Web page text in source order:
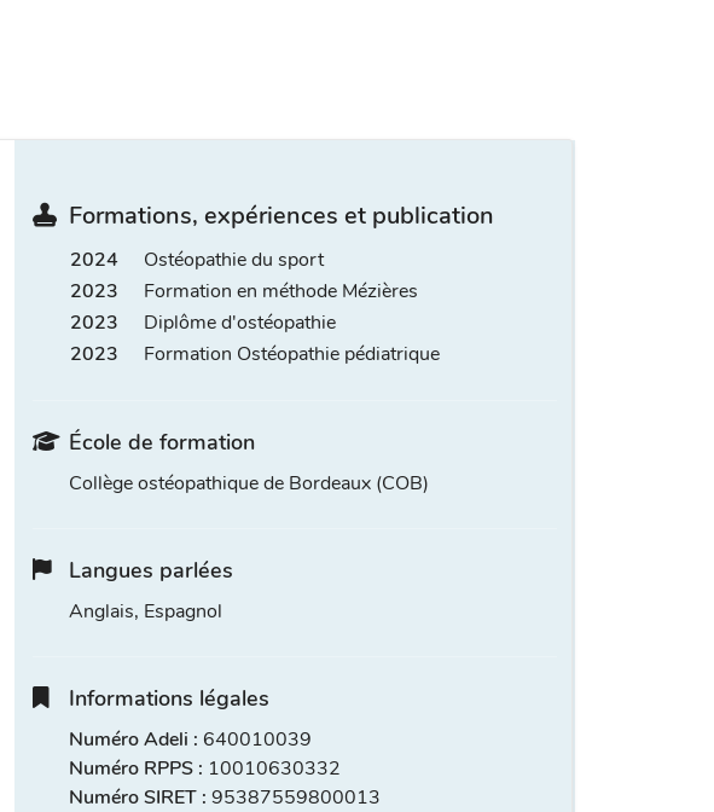
Formations, expériences et publication
2024
Ostéopathie du sport
2023
Formation en méthode Mézières
2023
Diplôme d'ostéopathie
2023
Formation Ostéopathie pédiatrique
École de formation
Collège ostéopathique de Bordeaux (COB)
Langues parlées
Anglais, Espagnol
Informations légales
Numéro Adeli : 640010039
Numéro RPPS : 10010630332
Numéro SIRET : 95387559800013